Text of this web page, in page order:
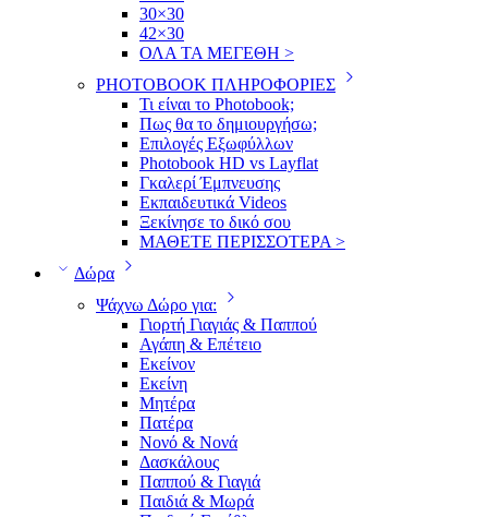
30×30
42×30
ΟΛΑ ΤΑ ΜΕΓΕΘΗ >
PHOTOBOOK ΠΛΗΡΟΦΟΡΙΕΣ
Τι είναι το Photobook;
Πως θα το δημιουργήσω;
Επιλογές Εξωφύλλων
Photobook HD vs Layflat
Γκαλερί Έμπνευσης
Εκπαιδευτικά Videos
Ξεκίνησε το δικό σου
ΜΑΘΕΤΕ ΠΕΡΙΣΣΟΤΕΡΑ >
Δώρα
Ψάχνω Δώρο για:
Γιορτή Γιαγιάς & Παππού
Αγάπη & Επέτειο
Εκείνον
Εκείνη
Μητέρα
Πατέρα
Νονό & Νονά
Δασκάλους
Παππού & Γιαγιά
Παιδιά & Μωρά